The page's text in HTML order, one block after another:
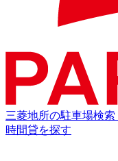
三菱地所の駐車場検索
時間貸を探す